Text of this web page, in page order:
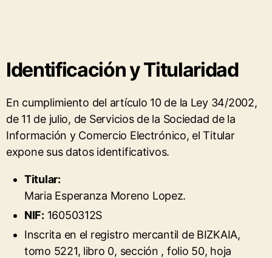
Identificación y Titularidad
En cumplimiento del artículo 10 de la Ley 34/2002,
de 11 de julio, de Servicios de la Sociedad de la
Información y Comercio Electrónico, el Titular
expone sus datos identificativos.
Titular:
Maria Esperanza Moreno Lopez.
NIF: 16050312S
Inscrita en el registro mercantil de BIZKAIA,
tomo 5221, libro 0, sección , folio 50, hoja